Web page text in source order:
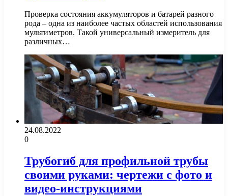
Проверка состояния аккумуляторов и батарей разного
рода – одна из наиболее частых областей использования
мультиметров. Такой универсальный измеритель для
различных…
24.08.2022
0
Трубогиб для профильной трубы
своими руками: чертежи с фото и
видео-инструкциями